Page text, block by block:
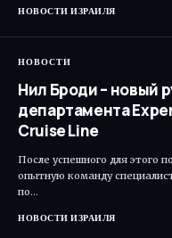
НОВОСТИ ИЗРАИЛЯ
НОВОСТИ
Нил Броди – новый
департамента
Cruise Line
После успешного для этого
опытную команду
по…
НОВОСТИ ИЗРАИЛЯ